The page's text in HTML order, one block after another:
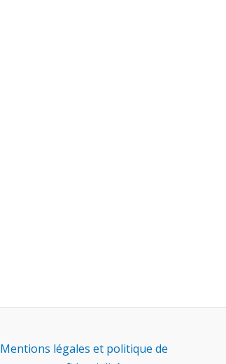
Mentions légales et politique de